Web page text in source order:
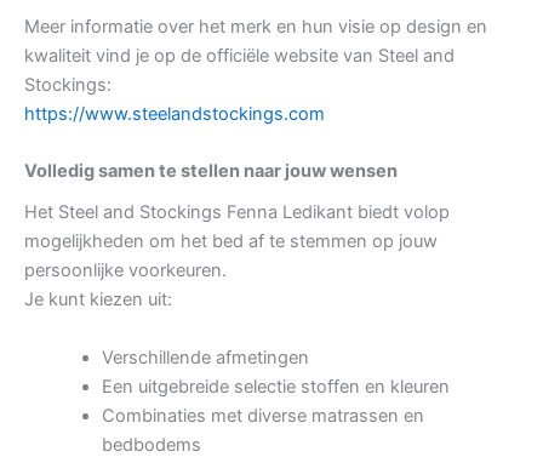
Meer informatie over het merk en hun visie op design en
kwaliteit vind je op de officiële website van Steel and
Stockings:
https://www.steelandstockings.com
Volledig samen te stellen naar jouw wensen
Het Steel and Stockings Fenna Ledikant biedt volop
mogelijkheden om het bed af te stemmen op jouw
persoonlijke voorkeuren.
Je kunt kiezen uit:
Verschillende afmetingen
Een uitgebreide selectie stoffen en kleuren
Combinaties met diverse matrassen en
bedbodems